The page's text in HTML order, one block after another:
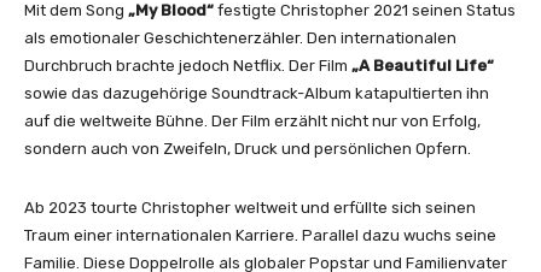
s
i
c
V
i
d
o
]
“
Mit dem Song „My Blood“ festigte Christopher 2021 seinen Status
als emotionaler Geschichtenerzähler. Den internationalen
Durchbruch brachte jedoch Netflix. Der Film „A Beautiful Life“
sowie das dazugehörige Soundtrack-Album katapultierten ihn
auf die weltweite Bühne. Der Film erzählt nicht nur von Erfolg,
sondern auch von Zweifeln, Druck und persönlichen Opfern.
Ab 2023 tourte Christopher weltweit und erfüllte sich seinen
Traum einer internationalen Karriere. Parallel dazu wuchs seine
Familie. Diese Doppelrolle als globaler Popstar und Familienvater